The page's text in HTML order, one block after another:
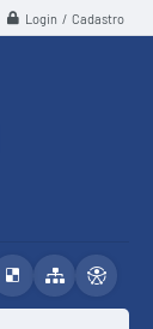
Login / Cadastro